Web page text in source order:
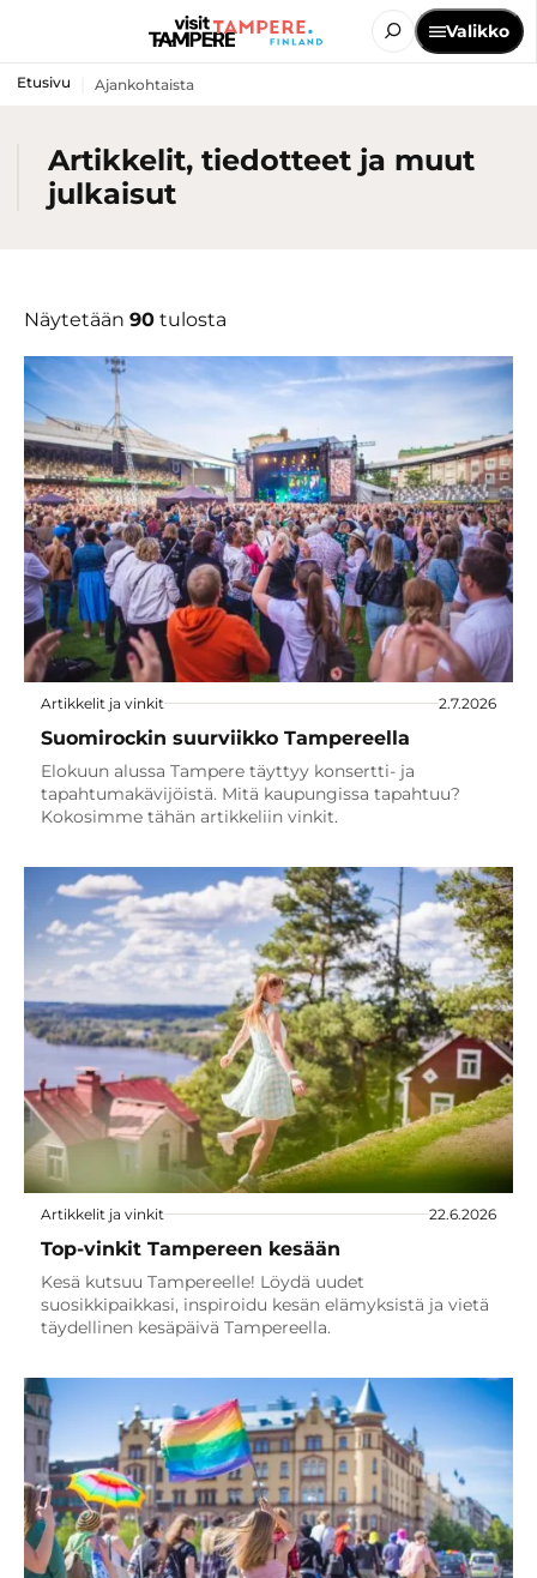
Valikko
Etusivu Ajankohtaista
Artikkelit, tiedotteet ja muut
julkaisut
Näytetään 90 tulosta
Artikkelit ja vinkit 2.7.2026
Suomirockin suurviikko Tampereella
Elokuun alussa Tampere täyttyy konsertti- ja
tapahtumakävijöistä. Mitä kaupungissa tapahtuu?
Kokosimme tähän artikkeliin vinkit.
Artikkelit ja vinkit 22.6.2026
Top-vinkit Tampereen kesään
Kesä kutsuu Tampereelle! Löydä uudet
suosikkipaikkasi, inspiroidu kesän elämyksistä ja vietä
täydellinen kesäpäivä Tampereella.